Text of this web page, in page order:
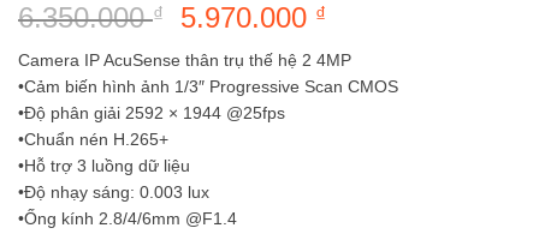
6.350.000₫
Giá
gốc
là:
6.350.000 ₫.
5.970.000 ₫
hiện
tại
Camera IP AcuSense thân trụ thế hệ 2 4MP
•Cảm biến hình ảnh 1/3″ Progressive Scan CMOS
•Độ phân giải 2592 × 1944 @25fps
•Chuẩn nén H.265+
•Hỗ trợ 3 luồng dữ liệu
•Độ nhạy sáng: 0.003 lux
•Ống kính 2.8/4/6mm @F1.4